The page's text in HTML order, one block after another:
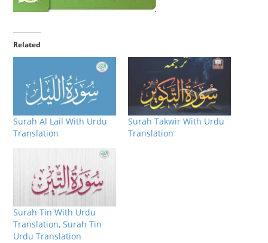
Related
Surah Al Lail With Urdu
Translation
Surah Takwir With Urdu
Translation
Surah Tin With Urdu
Translation, Surah Tin
Urdu Translation